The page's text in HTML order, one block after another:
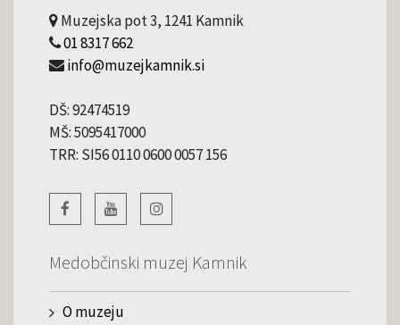
Muzejska pot 3, 1241 Kamnik
01 8317 662
info@muzejkamnik.si
DŠ: 92474519
MŠ: 5095417000
TRR: SI56 0110 0600 0057 156
Medobčinski muzej Kamnik
O muzeju